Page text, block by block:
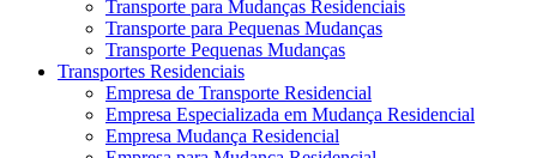
Transporte para Mudanças Residenciais
Transporte para Pequenas Mudanças
Transporte Pequenas Mudanças
Transportes Residenciais
Empresa de Transporte Residencial
Empresa Especializada em Mudança Residencial
Empresa Mudança Residencial